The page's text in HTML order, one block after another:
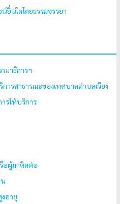
อื่นใดโดยธรรมจรรยา
มาธิการฯ
ารสาธารณะของเทศบาลตำบลเวียง
รให้บริการ
อผู้มาติดต่อ
อายุ